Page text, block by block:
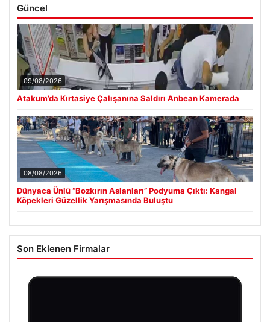
Güncel
09/08/2026
Atakum’da Kırtasiye Çalışanına Saldırı Anbean Kamerada
08/08/2026
Dünyaca Ünlü “Bozkırın Aslanları” Podyuma Çıktı: Kangal
Köpekleri Güzellik Yarışmasında Buluştu
Son Eklenen Firmalar